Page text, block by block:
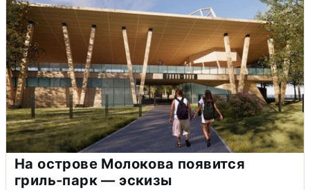
На острове Молокова появится
гриль-парк — эскизы